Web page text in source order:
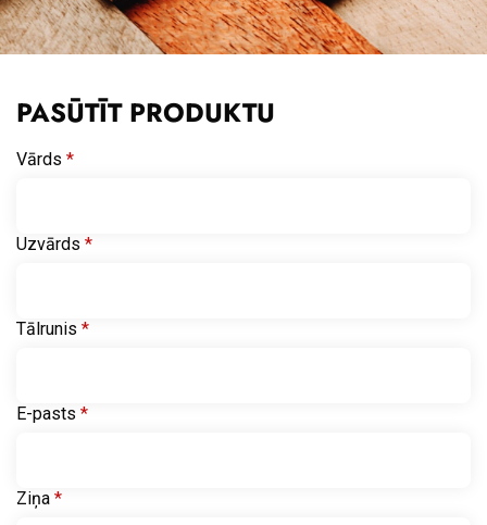
PASŪTĪT PRODUKTU
Vārds *
Uzvārds *
Tālrunis *
E-pasts *
Ziņa *